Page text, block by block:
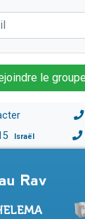
le
Israël